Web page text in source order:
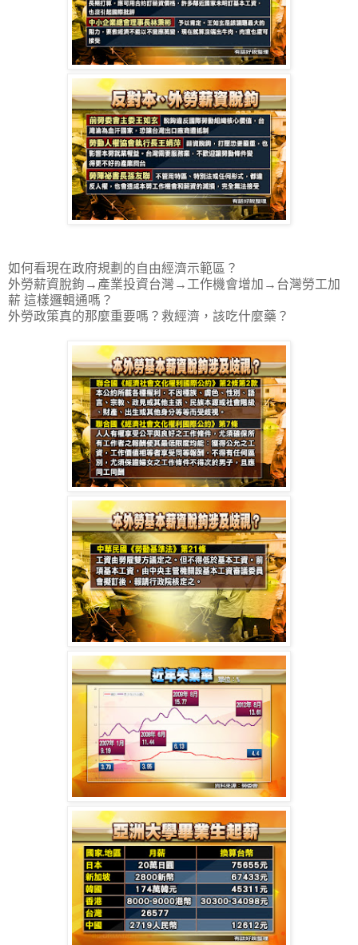
如何看現在政府規劃的自由經濟示範區？
外勞薪資脫鉤→產業投資台灣→工作機會增加→台灣勞工加
薪 這樣邏輯通嗎？
外勞政策真的那麼重要嗎？救經濟，該吃什麼藥？